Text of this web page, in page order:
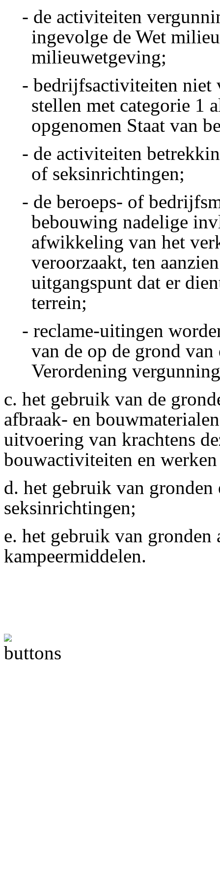
- de activiteiten
ingevolge de Wet
milieuwetgeving;
- bedrijfsactiviteiten
stellen met categorie 1
opgenomen Staat van
- de activiteiten
of seksinrichtingen;
- de beroeps- of
bebouwing nadelige
afwikkeling van het
veroorzaakt, ten
uitgangspunt dat er
terrein;
- reclame-uitingen
van de op de grond
Verordening
c. het gebruik van de
afbraak- en
uitvoering van krachtens
bouwactiviteiten en
d. het gebruik van
seksinrichtingen;
e. het gebruik van gronden
kampeermiddelen.